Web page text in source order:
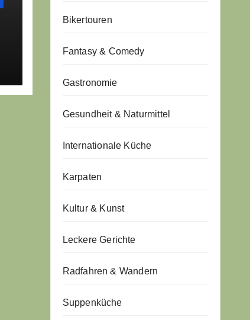
Bikertouren
Fantasy & Comedy
Gastronomie
Gesundheit & Naturmittel
Internationale Küche
Karpaten
Kultur & Kunst
Leckere Gerichte
Radfahren & Wandern
Suppenküche